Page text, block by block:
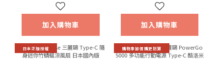
加入購物車 加入購物車
日本正版授權 購物車加價購更划算